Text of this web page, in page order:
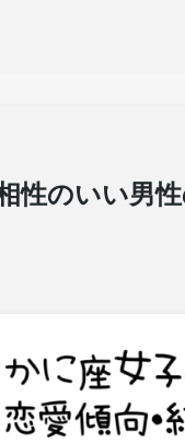
性のいい男